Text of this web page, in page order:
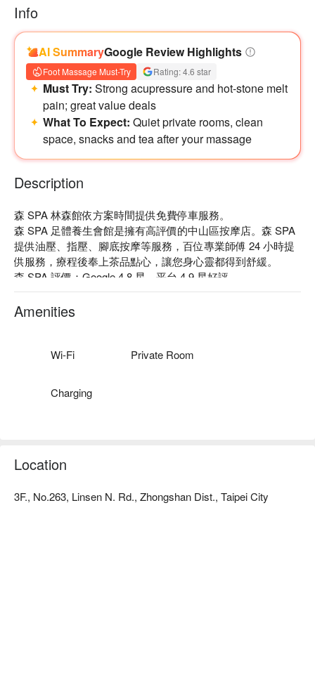
Info
AI SummaryGoogle Review Highlights
Foot Massage Must-Try Rating: 4.6 star
Must Try: Strong acupressure and hot-stone melt
pain; great value deals
What To Expect: Quiet private rooms, clean
space, snacks and tea after your massage
Description
森 SPA 林森館依方案時間提供免費停車服務。
森 SPA 足體養生會館是擁有高評價的中山區按摩店。森 SPA
提供油壓、指壓、腳底按摩等服務，百位專業師傅 24 小時提
供服務，療程後奉上茶品點心，讓您身心靈都得到舒緩。
森 SPA 評價：Google 4.8 星、平台 4.9 星好評
森 SPA 店內採用泰國的頂級精油品牌「 Boutique 」，五種清
雅香氣 — 茉莉、薄荷、地中海、玫瑰、薰衣草，讓連身心與
顧客擁有頂級的舒壓享受，連睡眠不足的大腦都可以鬆一下！
Amenities
Wi-Fi Private Room
Charging
Location
3F., No.263, Linsen N. Rd., Zhongshan Dist., Taipei City